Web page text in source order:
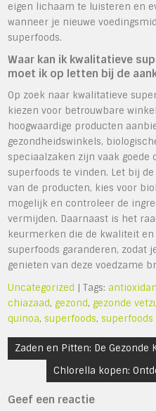
eigen lichaam te luisteren en
wanneer je nieuwe
superfoods.
Waar kan ik kwalitatieve
moet ik op letten bij de
Op zoek naar kwalitatieve
kiezen voor betrouwbare
hoogwaardige producten
gezondheidswinkels,
speciaalzaken zijn vaak goede
superfoods te vinden. Let bij
van de producten, kies voor
mogelijk en controleer de
vermijden. Daarnaast is het
keurmerken die de kwaliteit
superfoods garanderen, zodat
genieten van deze voedzame
Uncategorized | Tags:
chiazaad,gezond,gezonde
quinoa,superfoods,
Bericht
navigatie
Zaden en Pitten: De
Chlorella kopen:
Geef een reactie